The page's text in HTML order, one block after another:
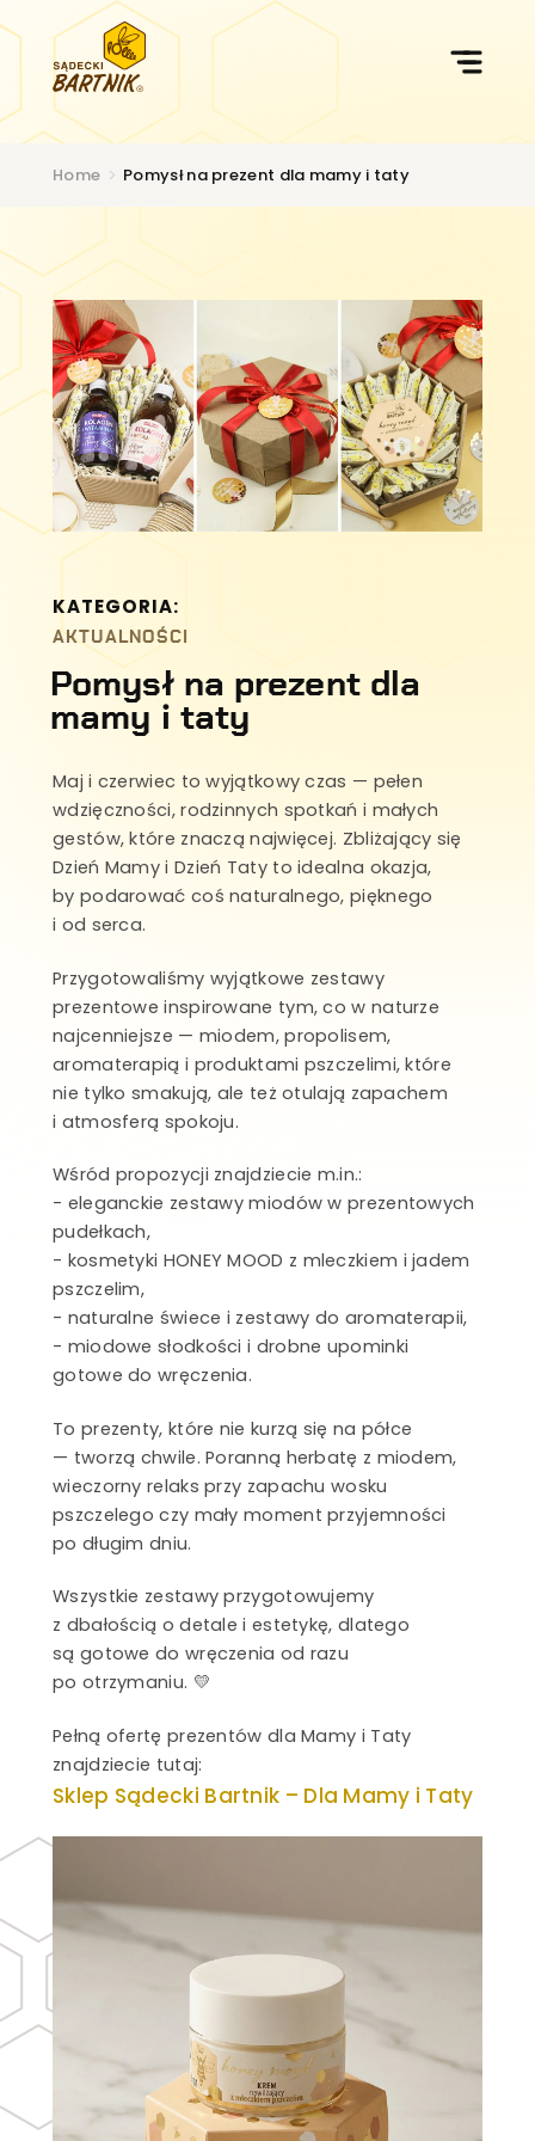
do
czekolady
Home > Pomysł na prezent dla mamy i taty
KATEGORIA:
AKTUALNOŚCI
Pomysł na prezent dla
mamy i taty
Maj i czerwiec to wyjątkowy czas — pełen
wdzięczności, rodzinnych spotkań i małych
gestów, które znaczą najwięcej. Zbliżający się
Dzień Mamy i Dzień Taty to idealna okazja,
by podarować coś naturalnego, pięknego
i od serca.
Przygotowaliśmy wyjątkowe zestawy
prezentowe inspirowane tym, co w naturze
najcenniejsze — miodem, propolisem,
aromaterapią i produktami pszczelimi, które
nie tylko smakują, ale też otulają zapachem
i atmosferą spokoju.
Wśród propozycji znajdziecie m.in.:
- eleganckie zestawy miodów w prezentowych
pudełkach,
- kosmetyki HONEY MOOD z mleczkiem i jadem
pszczelim,
- naturalne świece i zestawy do aromaterapii,
- miodowe słodkości i drobne upominki
gotowe do wręczenia.
To prezenty, które nie kurzą się na półce
— tworzą chwile. Poranną herbatę z miodem,
wieczorny relaks przy zapachu wosku
pszczelego czy mały moment przyjemności
po długim dniu.
Wszystkie zestawy przygotowujemy
z dbałością o detale i estetykę, dlatego
są gotowe do wręczenia od razu
po otrzymaniu. 💛
Pełną ofertę prezentów dla Mamy i Taty
znajdziecie tutaj:
Sklep Sądecki Bartnik – Dla Mamy i Taty